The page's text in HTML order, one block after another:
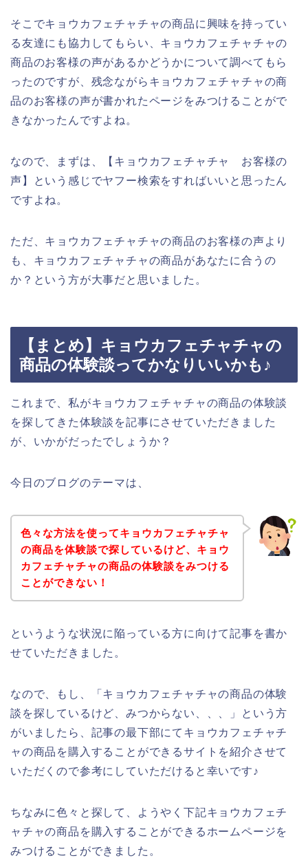
そこでキョウカフェチャチャの商品に興味を持ってい
る友達にも協力してもらい、キョウカフェチャチャの
商品のお客様の声があるかどうかについて調べてもら
ったのですが、残念ながらキョウカフェチャチャの商
品のお客様の声が書かれたページをみつけることがで
きなかったんですよね。
なので、まずは、【キョウカフェチャチャ お客様の
声】という感じでヤフー検索をすればいいと思ったん
ですよね。
ただ、キョウカフェチャチャの商品のお客様の声より
も、キョウカフェチャチャの商品があなたに合うの
か？という方が大事だと思いました。
【まとめ】キョウカフェチャチャの
商品の体験談ってかなりいいかも♪
これまで、私がキョウカフェチャチャの商品の体験談
を探してきた体験談を記事にさせていただきました
が、いかがだったでしょうか？
今日のブログのテーマは、
色々な方法を使ってキョウカフェチャチャ
の商品を体験談で探しているけど、キョウ
カフェチャチャの商品の体験談をみつける
ことができない！
というような状況に陥っている方に向けて記事を書か
せていただきました。
なので、もし、「キョウカフェチャチャの商品の体験
談を探しているけど、みつからない、、、」という方
がいましたら、記事の最下部にてキョウカフェチャチ
ャの商品を購入することができるサイトを紹介させて
いただくので参考にしていただけると幸いです♪
ちなみに色々と探して、ようやく下記キョウカフェチ
ャチャの商品を購入することができるホームページを
みつけることができました。